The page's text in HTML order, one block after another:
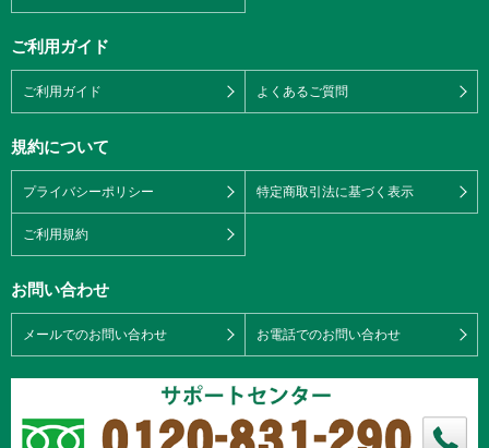
ご利用ガイド
ご利用ガイド よくあるご質問
規約について
プライバシーポリシー 特定商取引法に基づく表示
ご利用規約
お問い合わせ
メールでのお問い合わせ お電話でのお問い合わせ